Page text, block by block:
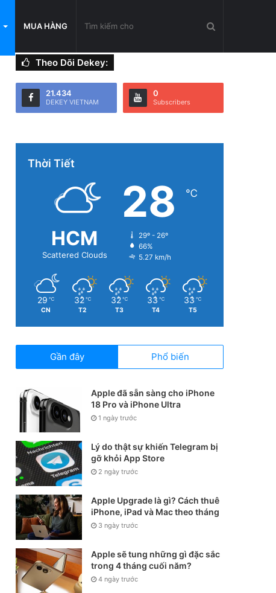
MUA HÀNG
Theo Dõi Dekey:
21.434
DEKEY VIETNAM
0
Subscribers
Thời Tiết
HCM
Scattered Clouds
28 ℃
29º - 26º
66%
5.27 km/h
29 ℃
CN
32 ℃
T2
32 ℃
T3
33 ℃
T4
33 ℃
T5
Gần đây Phổ biến
Apple đã sẵn sàng cho iPhone
18 Pro và iPhone Ultra
1 ngày trước
Lý do thật sự khiến Telegram bị
gỡ khỏi App Store
2 ngày trước
Apple Upgrade là gì? Cách thuê
iPhone, iPad và Mac theo tháng
3 ngày trước
Apple sẽ tung những gì đặc sắc
trong 4 tháng cuối năm?
4 ngày trước